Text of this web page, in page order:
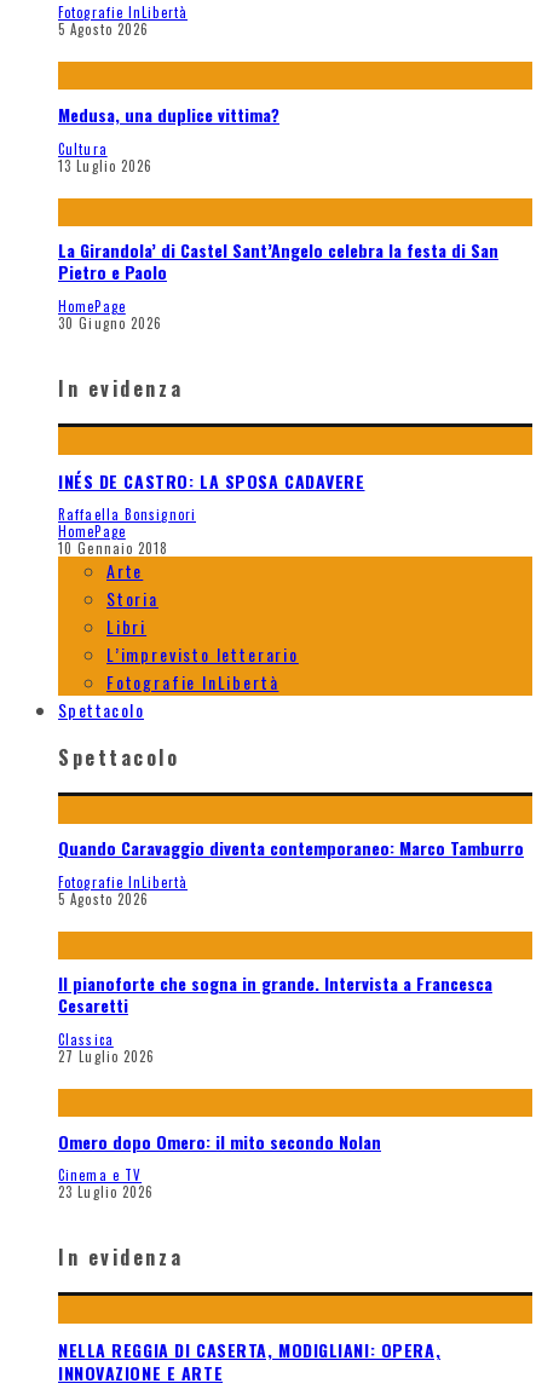
Fotografie InLibertà
5 Agosto 2026
Medusa, una duplice vittima?
Cultura
13 Luglio 2026
La Girandola’ di Castel Sant’Angelo celebra la festa di San
Pietro e Paolo
HomePage
30 Giugno 2026
In evidenza
INÉS DE CASTRO: LA SPOSA CADAVERE
Raffaella Bonsignori
HomePage
10 Gennaio 2018
Arte
Storia
Libri
L’imprevisto letterario
Fotografie InLibertà
Spettacolo
Spettacolo
Quando Caravaggio diventa contemporaneo: Marco Tamburro
Fotografie InLibertà
5 Agosto 2026
Il pianoforte che sogna in grande. Intervista a Francesca
Cesaretti
Classica
27 Luglio 2026
Omero dopo Omero: il mito secondo Nolan
Cinema e TV
23 Luglio 2026
In evidenza
NELLA REGGIA DI CASERTA, MODIGLIANI: OPERA,
INNOVAZIONE E ARTE